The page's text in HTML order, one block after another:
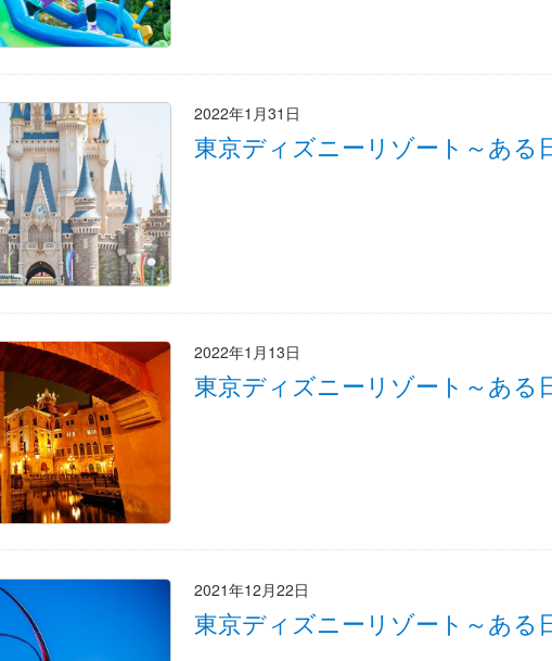
2022年1月31日
東京ディズニーリゾート～ある
2022年1月13日
東京ディズニーリゾート～ある
2021年12月22日
東京ディズニーリゾート～ある